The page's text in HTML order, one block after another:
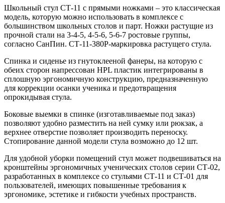
Школьный стул СТ-11 с прямыми ножками – это классическая
модель, которую можно использовать в комплексе с
большинством школьных столов и парт. Ножки растущиe из
прочной стали на 3-4-5, 4-5-6, 5-6-7 ростовые группы,
согласно СанПин. СТ-11-380Р-маркировка растущего стула.
Спинка и сиденье из гнутоклееной фанеры, на которую с
обеих сторон напрессован HPL пластик интегрированы в
сплошную эргономичную конструкцию, предназначенную
для коррекции осанки ученика и предотвращения
опрокидывая стула.
Боковые выемки в спинке (изготавливаемые под заказ)
позволяют удобно разместить на ней сумку или рюкзак, а
верхнее отверстие позволяет производить переноску.
Стопирование данной модели стула возможно до 12 шт.
Для удобной уборки помещений стул может подвешиваться на
кронштейны эргономичных ученических столов серии СТ-02,
разработанных в комплексе со стульями СТ-11 и СТ-01 для
пользователей, имеющих повышенные требования к
эргономике, эстетике и гибкости учебных пространств.